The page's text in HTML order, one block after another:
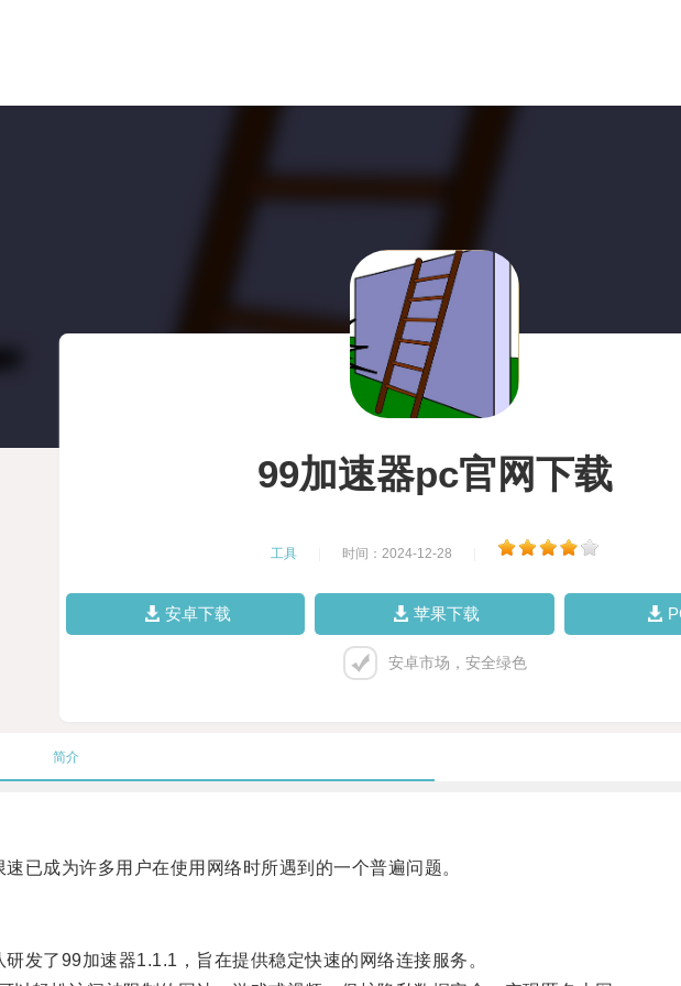
99加速器pc官网下载
工具 时间：2024-12-28
安卓下载 苹果下载
安卓市场，安全绿色
简介
成为许多用户在使用网络时所遇到的一个普遍问题。
了99加速器1.1.1，旨在提供稳定快速的网络连接服务。